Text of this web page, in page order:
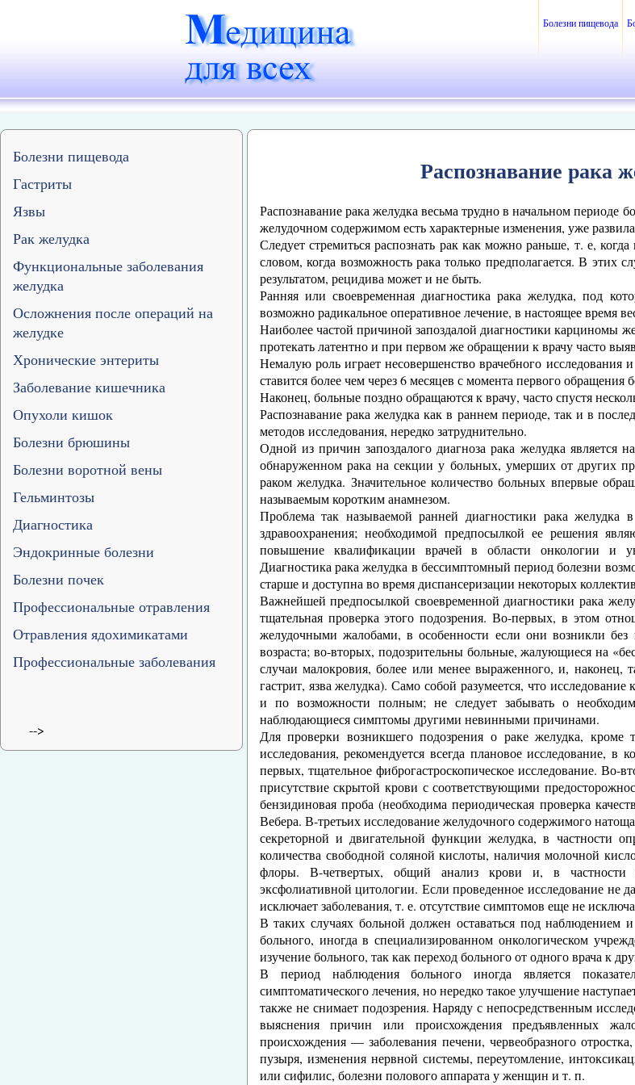
Болезни пищевода
Болезни пищевода
Гастриты
Язвы
Рак желудка
Функциональные заболевания
желудка
Осложнения после операций на
желудке
Хронические энтериты
Заболевание кишечника
Опухоли кишок
Болезни брюшины
Болезни воротной вены
Гельминтозы
Диагностика
Эндокринные болезни
Болезни почек
Профессиональные отравления
Отравления ядохимикатами
Профессиональные заболевания
-->
Распознавание рака
Распознавание рака желудка весьма трудно в начальном периоде
желудочном содержимом есть характерные изменения, уже
Следует стремиться распознать рак как можно раньше, т. е,
словом, когда возможность рака только предполагается. В этих
результатом, рецидива может и не быть.
Ранняя или своевременная диагностика рака желудка, под
возможно радикальное оперативное лечение, в настоящее время
Наиболее частой причиной запоздалой диагностики карциномы
протекать латентно и при первом же обращении к врачу часто
Немалую роль играет несовершенство врачебного исследования
ставится более чем через 6 месяцев с момента первого
Наконец, больные поздно обращаются к врачу, часто спустя
Распознавание рака желудка как в раннем периоде, так и в
методов исследования, нередко затруднительно.
Одной из причин запоздалого диагноза рака желудка является
обнаруженном рака на секции у больных, умерших от других
раком желудка. Значительное количество больных впервые
называемым коротким анамнезом.
Проблема так называемой ранней диагностики рака желудка
здравоохранения; необходимой предпосылкой ее решения
повышение квалификации врачей в области онкологии и
Диагностика рака желудка в бессимптомный период болезни
старше и доступна во время диспансеризации некоторых
Важнейшей предпосылкой своевременной диагностики рака
тщательная проверка этого подозрения. Во-первых, в этом
желудочными жалобами, в особенности если они возникли
возраста; во-вторых, подозрительны больные, жалующиеся на
случаи малокровия, более или менее выраженного, и, наконец,
гастрит, язва желудка). Само собой разумеется, что
и по возможности полным; не следует забывать о
наблюдающиеся симптомы другими невинными причинами.
Для проверки возникшего подозрения о раке желудка, кроме
исследования, рекомендуется всегда плановое исследование,
первых, тщательное фиброгастроскопическое исследование. Во-
присутствие скрытой крови с соответствующими
бензидиновая проба (необходима периодическая проверка
Вебера. В-третьих исследование желудочного содержимого
секреторной и двигательной функции желудка, в частности
количества свободной соляной кислоты, наличия молочной
флоры. В-четвертых, общий анализ крови и, в частности
эксфолиативной цитологии. Если проведенное исследование не
исключает заболевания, т. е. отсутствие симптомов еще не
В таких случаях больной должен оставаться под наблюдением
больного, иногда в специализированном онкологическом
изучение больного, так как переход больного от одного врача к
В период наблюдения больного иногда является
симптоматического лечения, но нередко такое улучшение
также не снимает подозрения. Наряду с непосредственным
выяснения причин или происхождения предъявленных
происхождения — заболевания печени, червеобразного
пузыря, изменения нервной системы, переутомление,
или сифилис, болезни полового аппарата у женщин и т. п.